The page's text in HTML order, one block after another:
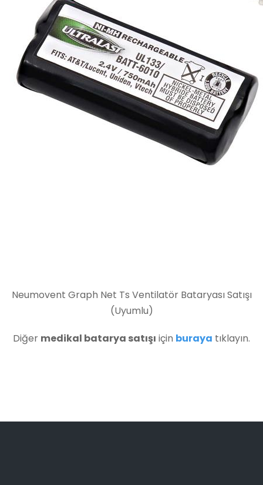
Neumovent Graph Net Ts Ventilatör Bataryası Satışı
(Uyumlu)
Diğer medikal batarya satışı için buraya tıklayın.